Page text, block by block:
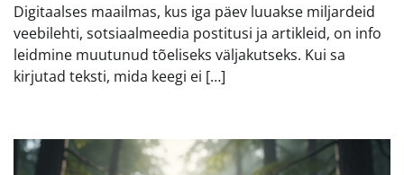
Digitaalses maailmas, kus iga päev luuakse miljardeid
veebilehti, sotsiaalmeedia postitusi ja artikleid, on info
leidmine muutunud tõeliseks väljakutseks. Kui sa
kirjutad teksti, mida keegi ei […]